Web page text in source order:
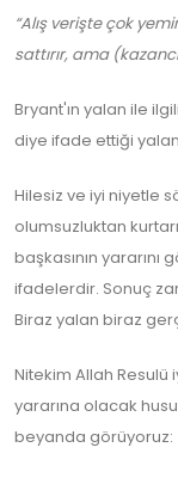
“Alış verişte çok
sattırır, ama
Bryant'ın yalan ile
diye ifade ettiği
Hilesiz ve iyi niyetle
olumsuzluktan
başkasının
ifadelerdir. Sonuç
Biraz yalan biraz
Nitekim Allah Resulü
yararına olacak
beyanda görüyoruz: